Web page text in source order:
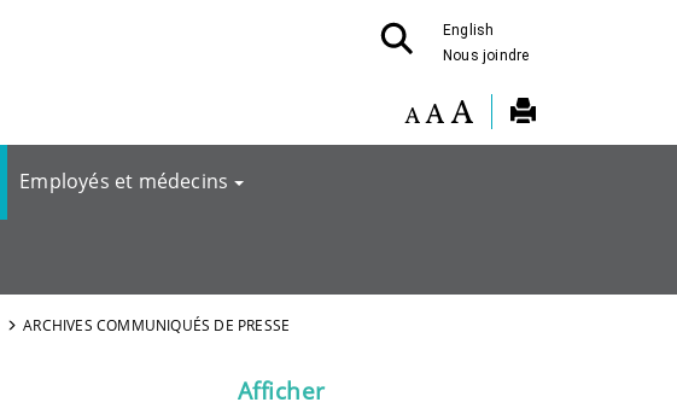
English
Nous joindre
Employés et médecins
ARCHIVES COMMUNIQUÉS DE PRESSE
Afficher